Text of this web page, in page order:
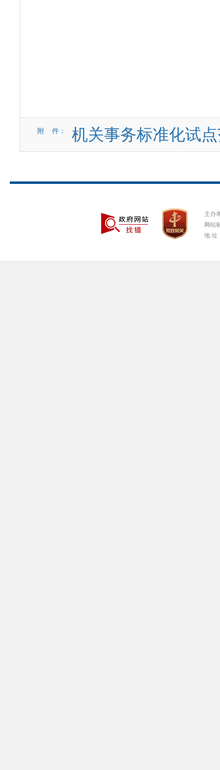
附 件： 机关事务标准化试
主办
网站
地 址